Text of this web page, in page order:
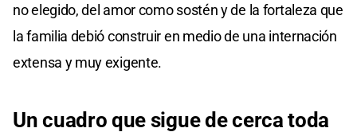
no elegido, del amor como sostén y de la fortaleza que
la familia debió construir en medio de una internación
extensa y muy exigente.
Un cuadro que sigue de cerca toda